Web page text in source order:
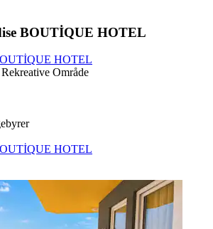
BOUTİQUE HOTEL
HOTEL
Område
HOTEL